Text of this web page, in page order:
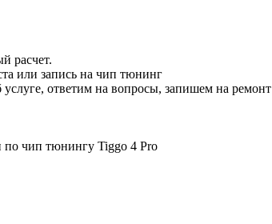
расчет.
или запись на чип тюнинг
услуге, ответим на вопросы, запишем на ремонт
по чип тюнингу Tiggo 4 Pro